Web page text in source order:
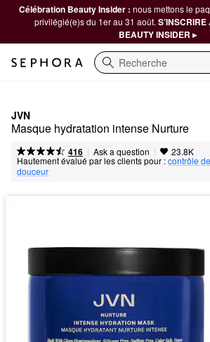
Célébration Beauty Insider : nous mettons le
privilégié(e)s du 1er au 31 août.
BEAUTY INSIDER ▸
Recherche
JVN
Masque hydratation intense Nurture
416 | Ask a question | 23.8K
Hautement évalué par les clients pour :contrôle
douceur